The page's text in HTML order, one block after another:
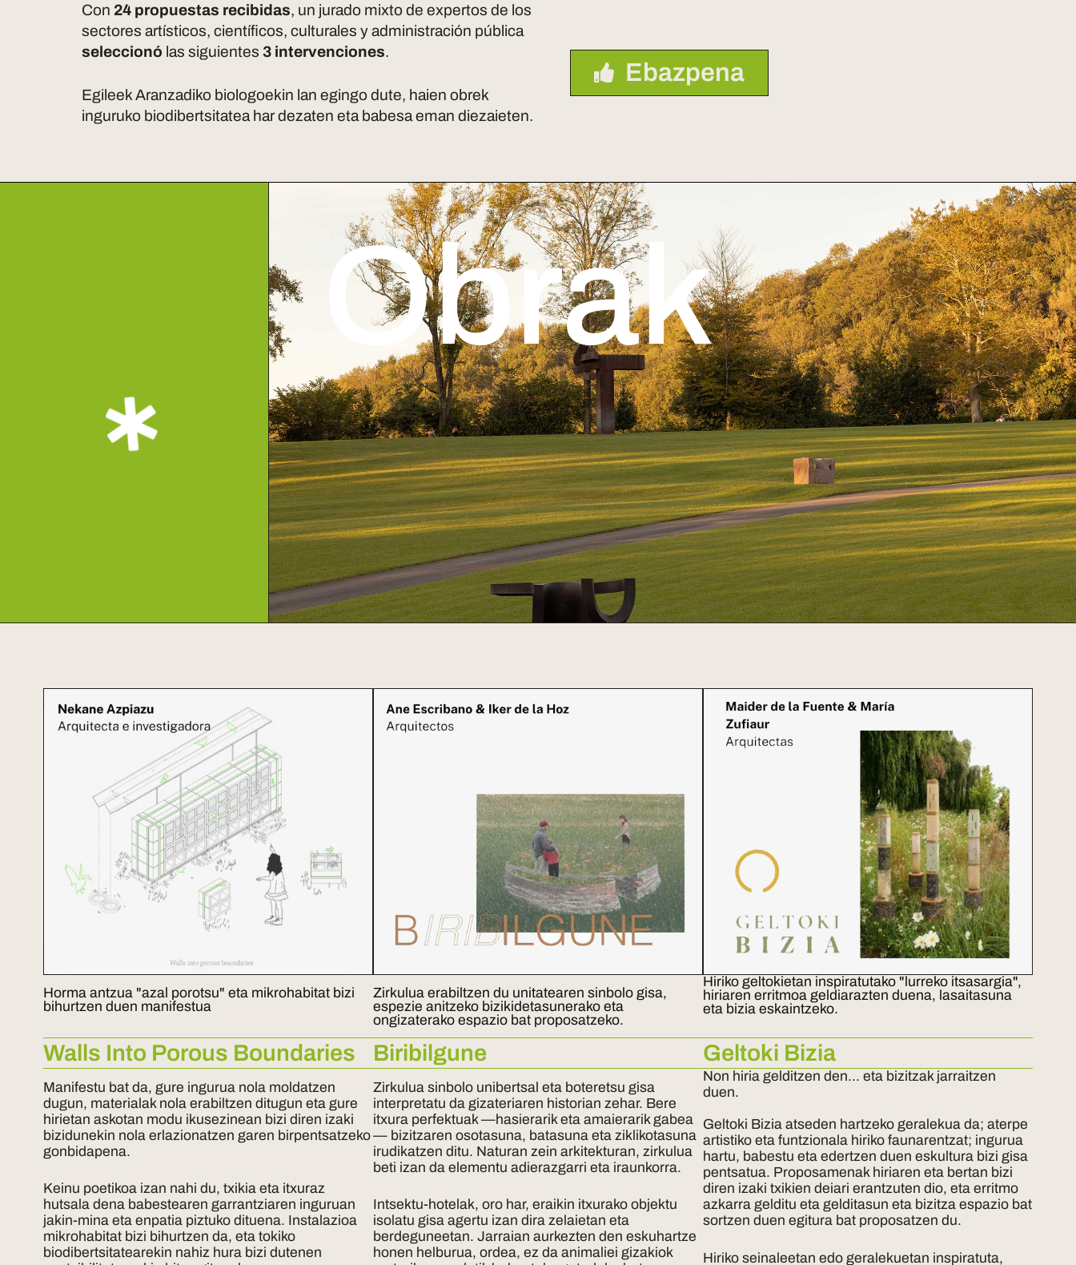
Con 24 propuestas recibidas, un jurado mixto de expertos de los
sectores artísticos, científicos, culturales y administración pública
seleccionó las siguientes 3 intervenciones.
Egileek Aranzadiko biologoekin lan egingo dute, haien obrek
inguruko biodibertsitatea har dezaten eta babesa eman diezaieten.
Ebazpena
Obrak
Horma antzua "azal porotsu" eta mikrohabitat bizi
bihurtzen duen manifestua
Zirkulua erabiltzen du unitatearen sinbolo gisa,
espezie anitzeko bizikidetasunerako eta
ongizaterako espazio bat proposatzeko.
Hiriko geltokietan inspiratutako "lurreko itsasargia",
hiriaren erritmoa geldiarazten duena, lasaitasuna
eta bizia eskaintzeko.
Walls Into Porous Boundaries
Manifestu bat da, gure ingurua nola moldatzen
dugun, materialak nola erabiltzen ditugun eta gure
hirietan askotan modu ikusezinean bizi diren izaki
bizidunekin nola erlazionatzen garen birpentsatzeko
gonbidapena.
Keinu poetikoa izan nahi du, txikia eta itxuraz
hutsala dena babestearen garrantziaren inguruan
jakin-mina eta enpatia piztuko dituena. Instalazioa
mikrohabitat bizi bihurtzen da, eta tokiko
biodibertsitatearekin nahiz hura bizi dutenen
Biribilgune
Zirkulua sinbolo unibertsal eta boteretsu gisa
interpretatu da gizateriaren historian zehar. Bere
itxura perfektuak —hasierarik eta amaierarik gabea
— bizitzaren osotasuna, batasuna eta ziklikotasuna
irudikatzen ditu. Naturan zein arkitekturan, zirkulua
beti izan da elementu adierazgarri eta iraunkorra.
Intsektu-hotelak, oro har, eraikin itxurako objektu
isolatu gisa agertu izan dira zelaietan eta
berdeguneetan. Jarraian aurkezten den eskuhartze
honen helburua, ordea, ez da animaliei gizakiok
Geltoki Bizia
Non hiria gelditzen den… eta bizitzak jarraitzen
duen.
Geltoki Bizia atseden hartzeko geralekua da; aterpe
artistiko eta funtzionala hiriko faunarentzat; ingurua
hartu, babestu eta edertzen duen eskultura bizi gisa
pentsatua. Proposamenak hiriaren eta bertan bizi
diren izaki txikien deiari erantzuten dio, eta erritmo
azkarra gelditu eta gelditasun eta bizitza espazio bat
sortzen duen egitura bat proposatzen du.
Hiriko seinaleetan edo geralekuetan inspiratuta,